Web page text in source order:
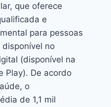
que oferece
e
para pessoas
no
(disponível na
Play). De acordo
o
de 1,1 mil